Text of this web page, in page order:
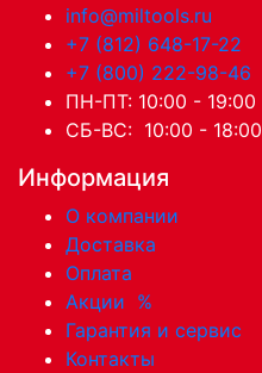
info@miltools.ru
+7 (812) 648-17-22
+7 (800) 222-98-46
ПН-ПТ: 10:00 - 19:00
СБ-ВС: 10:00 - 18:00
Информация
О компании
Доставка
Оплата
Акции %
Гарантия и сервис
Контакты